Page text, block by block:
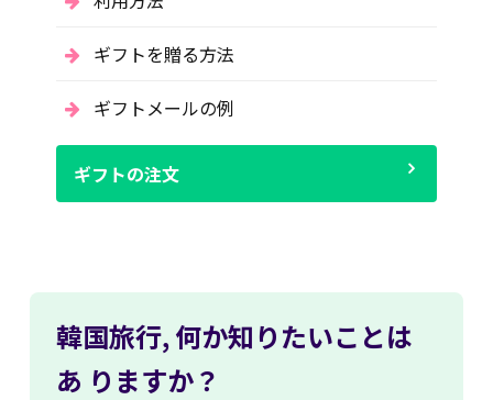
ギフトを贈る方法
ギフトメールの例
ギフトの注文
韓国旅行, 何か知りたいことは
あ りますか？